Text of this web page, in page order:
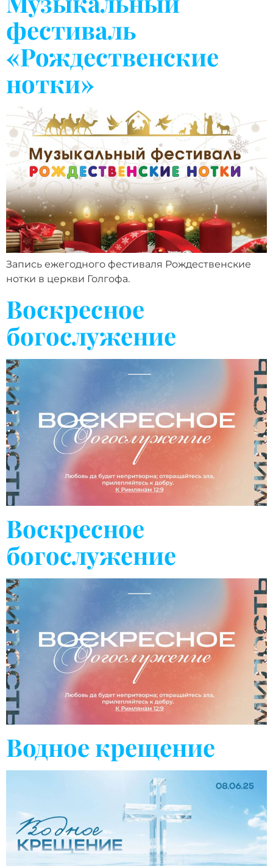
фестиваль
«Рождественские
нотки»
Запись ежегодного фестиваля Рождественские
нотки в церкви Голгофа.
Воскресное
богослужение
Воскресное
богослужение
Водное крещение